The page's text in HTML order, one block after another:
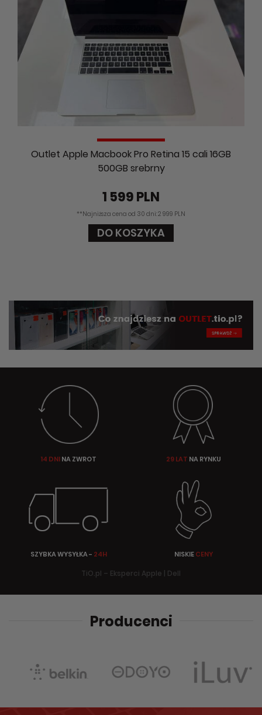
Outlet Apple Macbook Pro Retina 15 cali 16GB
500GB srebrny
1 599 PLN
**Najniższa cena od 30 dni: 2 999 PLN
DO KOSZYKA
14 DNINA ZWROT 29 LAT NA RYNKU
SZYBKA WYSYŁKA - 24H NISKIECENY
TiO.pl – Eksperci Apple | Dell
Producenci